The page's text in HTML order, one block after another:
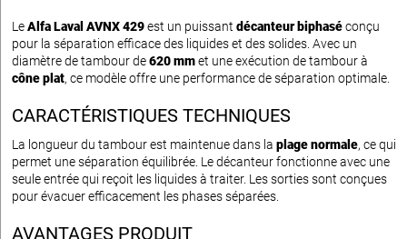
LeAlfa Laval AVNX 429est un puissant décanteur biphaséconçu
pour la séparation efficace des liquides et des solides. Avec un
diamètre de tambour de620 mmet une exécution de tambour à
cône plat, ce modèle offre une performance de séparation optimale.
CARACTÉRISTIQUES TECHNIQUES
La longueur du tambour est maintenue dans la plage normale, ce qui
permet une séparation équilibrée. Le décanteur fonctionne avec une
seule entrée qui reçoit les liquides à traiter. Les sorties sont conçues
pour évacuer efficacement les phases séparées.
AVANTAGES PRODUIT